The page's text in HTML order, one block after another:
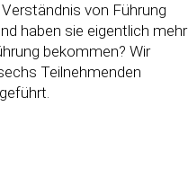
von Führung
haben sie eigentlich mehr
bekommen? Wir
Teilnehmenden